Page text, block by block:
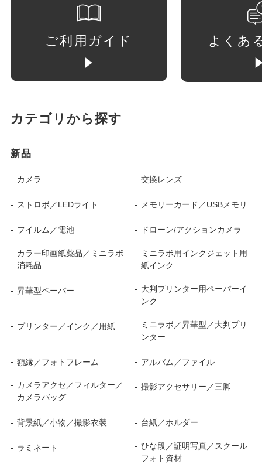
ご利用ガイド よくあ
カテゴリから探す
新品
カメラ 交換レンズ
ストロボ／LEDライト メモリーカード／USBメモリ
フイルム／電池 ドローン/アクションカメラ
カラー印画紙薬品／ミニラボ
消耗品
ミニラボ用インクジェット用
紙インク
昇華型ペーパー
大判プリンター用ペーパーイ
ンク
プリンター／インク／用紙
ミニラボ／昇華型／大判プリ
ンター
額縁／フォトフレーム アルバム／ファイル
カメラアクセ／フィルター／
カメラバッグ
撮影アクセサリー／三脚
背景紙／小物／撮影衣装 台紙／ホルダー
ラミネート
ひな段／証明写真／スクール
フォト資材